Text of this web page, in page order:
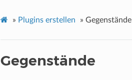
» Plugins erstellen » Gegenstände
Gegenstände